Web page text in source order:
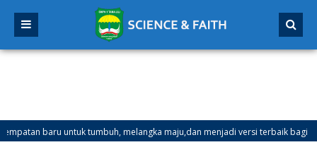
baru untuk tumbuh, melangka maju,dan menjadi versi terbaik bagi dirimu.
Ganjil Mulai Tanggal 21 Desember 2025 sd Tanggal 4 Januari 2026